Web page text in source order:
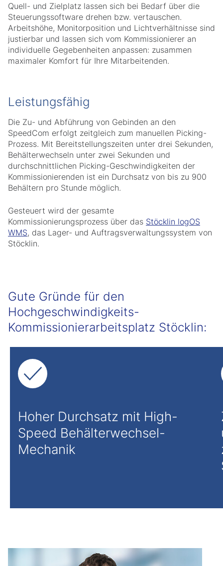
Quell- und Zielplatz lassen sich bei Bedarf über die
Steuerungssoftware drehen bzw. vertauschen.
Arbeitshöhe, Monitorposition und Lichtverhältnisse sind
justierbar und lassen sich vom Kommissionierer an
individuelle Gegebenheiten anpassen: zusammen
maximaler Komfort für Ihre Mitarbeitenden.
Leistungsfähig
Die Zu- und Abführung von Gebinden an den
SpeedCom erfolgt zeitgleich zum manuellen Picking-
Prozess. Mit Bereitstellungszeiten unter drei Sekunden,
Behälterwechseln unter zwei Sekunden und
durchschnittlichen Picking-Geschwindigkeiten der
Kommissionierenden ist ein Durchsatz von bis zu 900
Behältern pro Stunde möglich.
Gesteuert wird der gesamte
Kommissionierungsprozess über das Stöcklin logOS
WMS, das Lager- und Auftragsverwaltungssystem von
Stöcklin.
Gute Gründe für den
Hochgeschwindigkeits-
Kommissionierarbeitsplatz Stöcklin:
Hoher Durchsatz mit High-
Speed Behälterwechsel-
Mechanik